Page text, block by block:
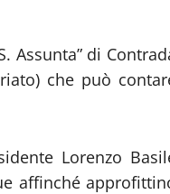
Assunta” di
che può
Lorenzo
affinché